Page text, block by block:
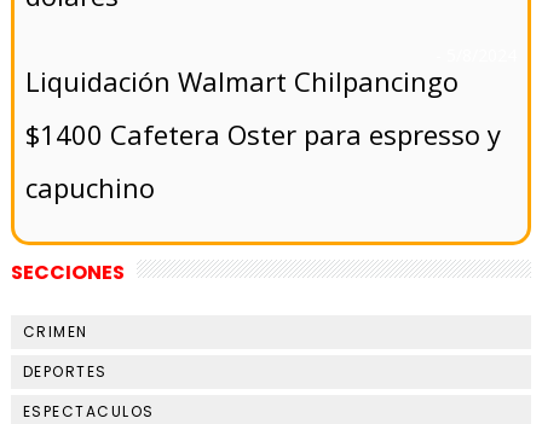
Liquidación Walmart Chilpancingo
$1400 Cafetera Oster para espresso y
capuchino
SECCIONES
CRIMEN
DEPORTES
ESPECTACULOS